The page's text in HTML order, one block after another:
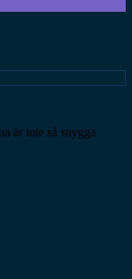
är inte så snygga